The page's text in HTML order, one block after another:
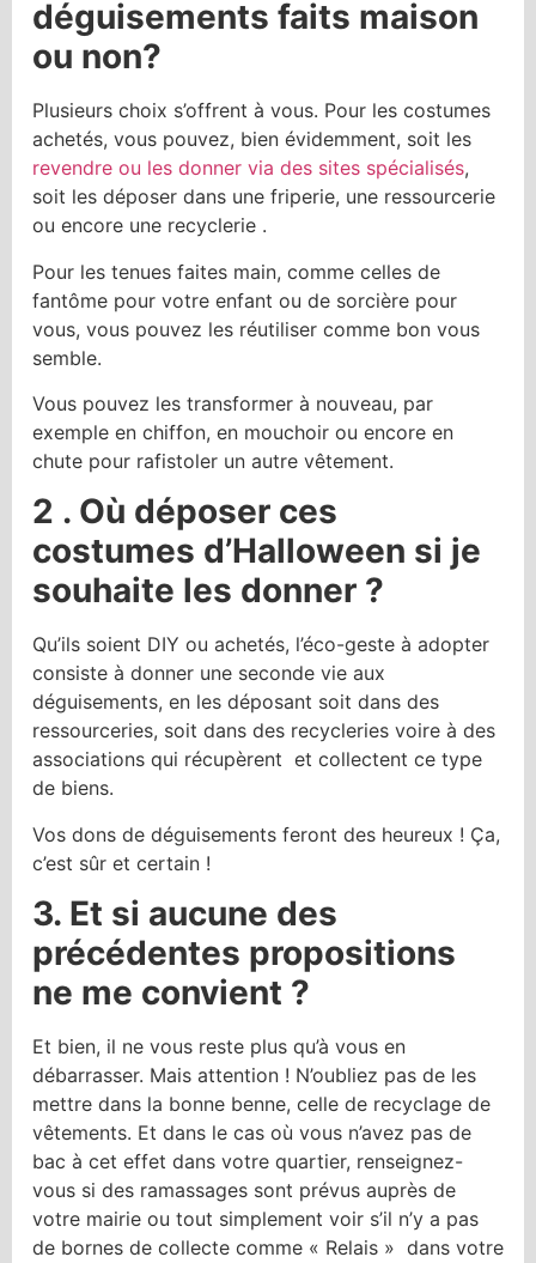
déguisements faits maison
ou non?
Plusieurs choix s’offrent à vous. Pour les costumes
achetés, vous pouvez, bien évidemment, soit les
revendre ou les donner via des sites spécialisés,
soit les déposer dans une friperie, une ressourcerie
ou encore une recyclerie .
Pour les tenues faites main, comme celles de
fantôme pour votre enfant ou de sorcière pour
vous, vous pouvez les réutiliser comme bon vous
semble.
Vous pouvez les transformer à nouveau, par
exemple en chiffon, en mouchoir ou encore en
chute pour rafistoler un autre vêtement.
2 . Où déposer ces
costumes d’Halloween si je
souhaite les donner ?
Qu’ils soient DIY ou achetés, l’éco-geste à adopter
consiste à donner une seconde vie aux
déguisements, en les déposant soit dans des
ressourceries, soit dans des recycleries voire à des
associations qui récupèrent et collectent ce type
de biens.
Vos dons de déguisements feront des heureux ! Ça,
c’est sûr et certain !
3. Et si aucune des
précédentes propositions
ne me convient ?
Et bien, il ne vous reste plus qu’à vous en
débarrasser. Mais attention ! N’oubliez pas de les
mettre dans la bonne benne, celle de recyclage de
vêtements. Et dans le cas où vous n’avez pas de
bac à cet effet dans votre quartier, renseignez-
vous si des ramassages sont prévus auprès de
votre mairie ou tout simplement voir s’il n’y a pas
de bornes de collecte comme « Relais » dans votre